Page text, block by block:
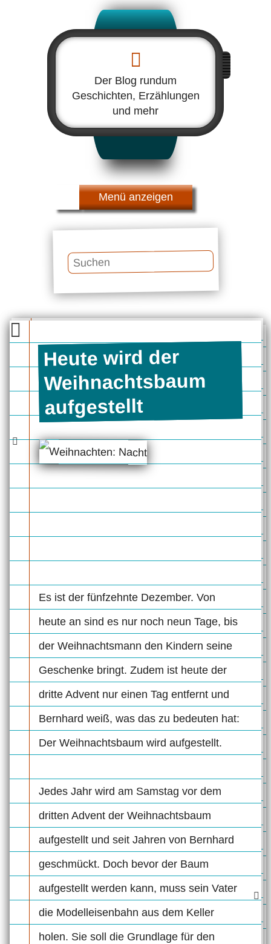
Der Blog rundum
Geschichten, Erzählungen
und mehr
Menü
Heute wird der
Weihnachtsbaum
aufgestellt
Es ist der fünfzehnte Dezember. Von
heute an sind es nur noch neun Tage, bis
der Weihnachtsmann den Kindern seine
Geschenke bringt. Zudem ist heute der
dritte Advent nur einen Tag entfernt und
Bernhard weiß, was das zu bedeuten hat:
Der Weihnachtsbaum wird aufgestellt.
Jedes Jahr wird am Samstag vor dem
dritten Advent der Weihnachtsbaum
aufgestellt und seit Jahren von Bernhard
geschmückt. Doch bevor der Baum
aufgestellt werden kann, muss sein Vater
die Modelleisenbahn aus dem Keller
holen. Sie soll die Grundlage für den